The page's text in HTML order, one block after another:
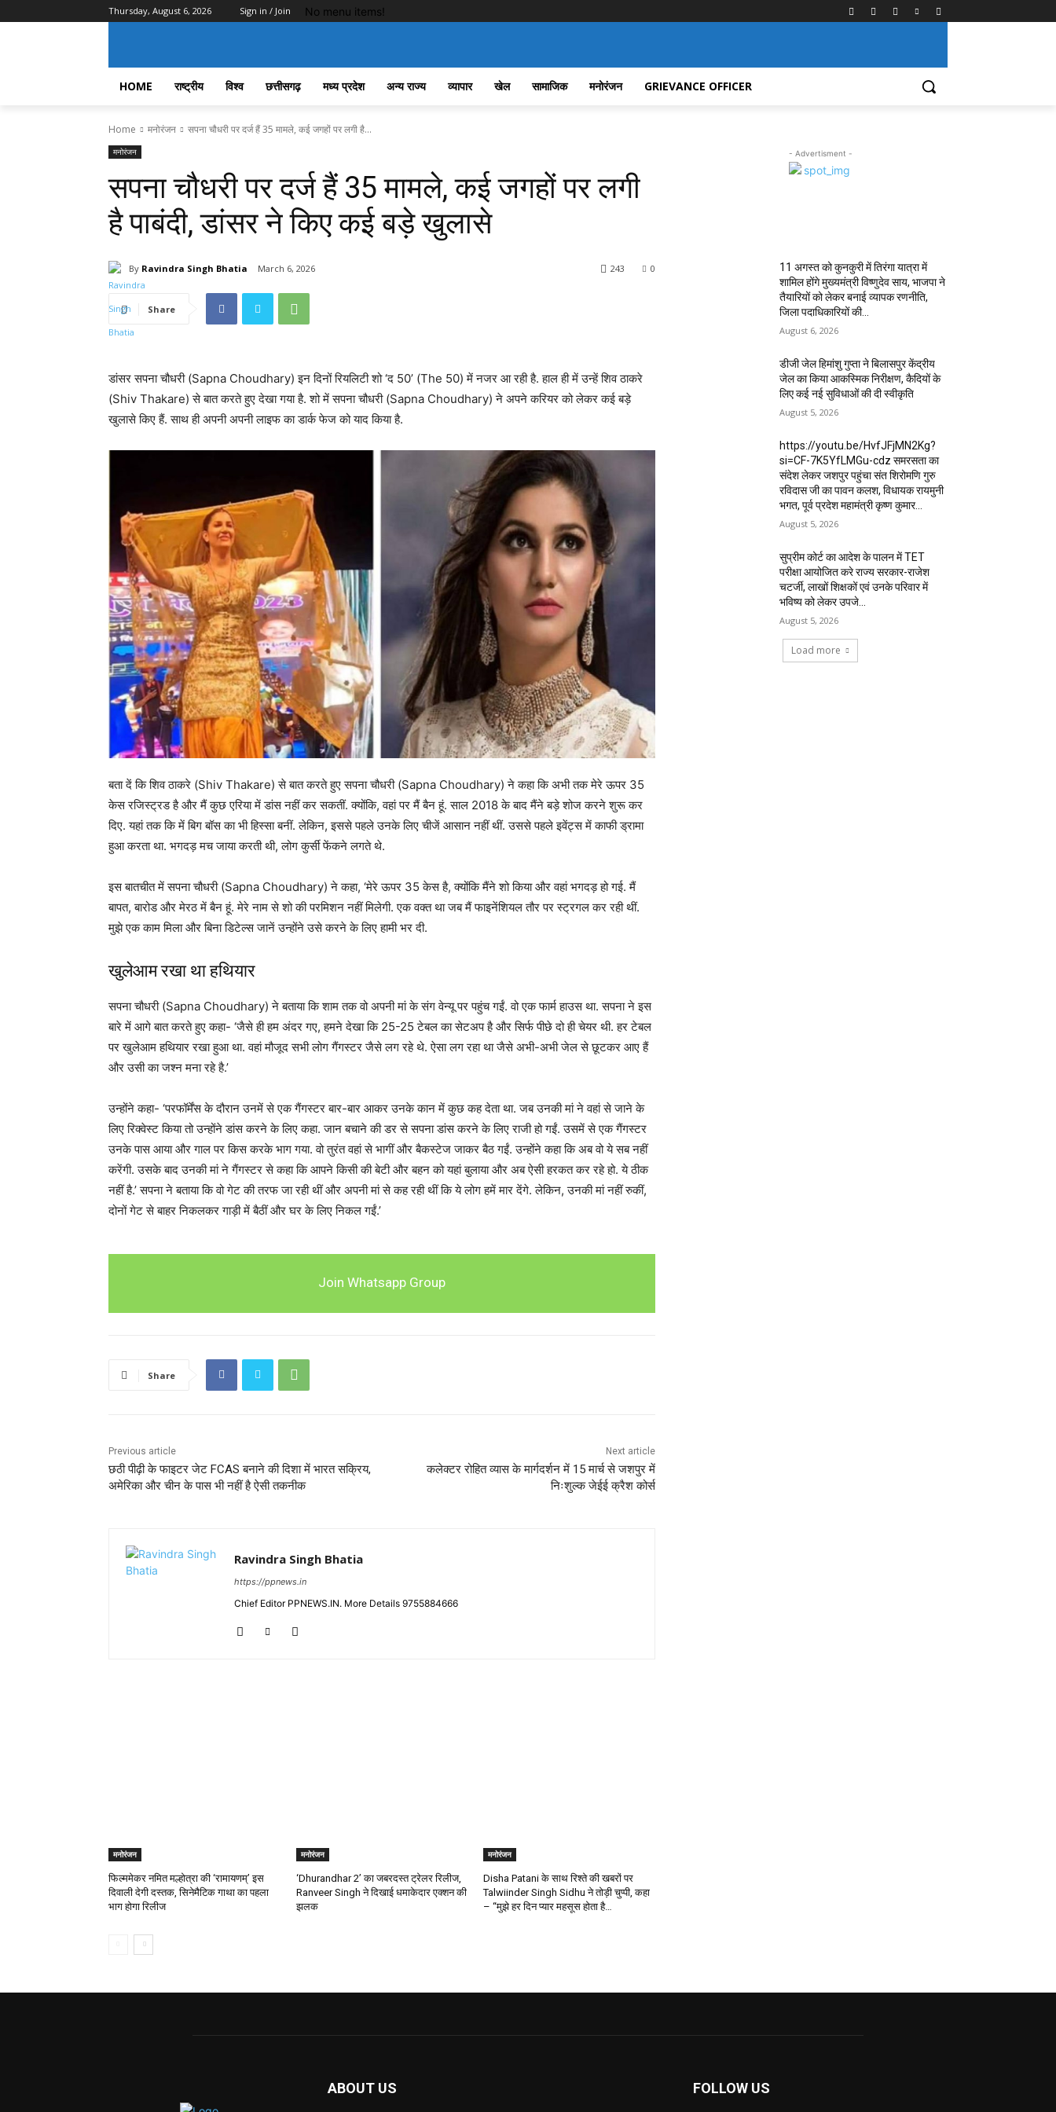
Thursday, August 6, 2026 Sign in / Join No menu items!
HOME राष्ट्रीय विश्व छत्तीसगढ़ मध्य प्रदेश अन्य राज्य व्यापार खेल सामाजिक मनोरंजन GRIEVANCE OFFICER
Home मनोरंजन सपना चौधरी पर दर्ज हैं 35 मामले, कई जगहों पर लगी है...
मनोरंजन
सपना चौधरी पर दर्ज हैं 35 मामले, कई जगहों पर लगी
है पाबंदी, डांसर ने किए कई बड़े खुलासे
By Ravindra Singh Bhatia March 6, 2026 0
243
Share
डांसर सपना चौधरी (Sapna Choudhary) इन दिनों रियलिटी शो ‘द 50’ (The 50) में नजर आ रही है. हाल ही में उन्हें शिव ठाकरे
(Shiv Thakare) से बात करते हुए देखा गया है. शो में सपना चौधरी (Sapna Choudhary) ने अपने करियर को लेकर कई बड़े
खुलासे किए हैं. साथ ही अपनी अपनी लाइफ का डार्क फेज को याद किया है.
बता दें कि शिव ठाकरे (Shiv Thakare) से बात करते हुए सपना चौधरी (Sapna Choudhary) ने कहा कि अभी तक मेरे ऊपर 35
केस रजिस्ट्रड है और मैं कुछ एरिया में डांस नहीं कर सकतीं. क्योंकि, वहां पर मैं बैन हूं. साल 2018 के बाद मैंने बड़े शोज करने शुरू कर
दिए. यहां तक कि में बिग बॉस का भी हिस्सा बनीं. लेकिन, इससे पहले उनके लिए चीजें आसान नहीं थीं. उससे पहले इवेंट्स में काफी ड्रामा
हुआ करता था. भगदड़ मच जाया करती थी, लोग कुर्सी फेंकने लगते थे.
इस बातचीत में सपना चौधरी (Sapna Choudhary) ने कहा, ‘मेरे ऊपर 35 केस है, क्योंकि मैंने शो किया और वहां भगदड़ हो गई. मैं
बापत, बारोड और मेरठ में बैन हूं. मेरे नाम से शो की परमिशन नहीं मिलेगी. एक वक्त था जब मैं फाइनेंशियल तौर पर स्ट्रगल कर रही थीं.
मुझे एक काम मिला और बिना डिटेल्स जानें उन्होंने उसे करने के लिए हामी भर दी.
खुलेआम रखा था हथियार
सपना चौधरी (Sapna Choudhary) ने बताया कि शाम तक वो अपनी मां के संग वेन्यू पर पहुंच गईं. वो एक फार्म हाउस था. सपना ने इस
बारे में आगे बात करते हुए कहा- ‘जैसे ही हम अंदर गए, हमने देखा कि 25-25 टेबल का सेटअप है और सिर्फ पीछे दो ही चेयर थी. हर टेबल
पर खुलेआम हथियार रखा हुआ था. वहां मौजूद सभी लोग गैंगस्टर जैसे लग रहे थे. ऐसा लग रहा था जैसे अभी-अभी जेल से छूटकर आए हैं
और उसी का जश्न मना रहे है.’
उन्होंने कहा- ‘परफॉर्मेंस के दौरान उनमें से एक गैंगस्टर बार-बार आकर उनके कान में कुछ कह देता था. जब उनकी मां ने वहां से जाने के
लिए रिक्वेस्ट किया तो उन्होंने डांस करने के लिए कहा. जान बचाने की डर से सपना डांस करने के लिए राजी हो गईं. उसमें से एक गैंगस्टर
उनके पास आया और गाल पर किस करके भाग गया. वो तुरंत वहां से भागीं और बैकस्टेज जाकर बैठ गईं. उन्होंने कहा कि अब वो ये सब नहीं
करेंगी. उसके बाद उनकी मां ने गैंगस्टर से कहा कि आपने किसी की बेटी और बहन को यहां बुलाया और अब ऐसी हरकत कर रहे हो. ये ठीक
नहीं है.’ सपना ने बताया कि वो गेट की तरफ जा रही थीं और अपनी मां से कह रही थीं कि ये लोग हमें मार देंगे. लेकिन, उनकी मां नहीं रुकीं,
दोनों गेट से बाहर निकलकर गाड़ी में बैठीं और घर के लिए निकल गईं.’
Join Whatsapp Group
Share
Previous article
छठी पीढ़ी के फाइटर जेट FCAS बनाने की दिशा में भारत सक्रिय,
अमेरिका और चीन के पास भी नहीं है ऐसी तकनीक
Next article
कलेक्टर रोहित व्यास के मार्गदर्शन में 15 मार्च से जशपुर में
निःशुल्क जेईई क्रैश कोर्स
Ravindra Singh Bhatia
https://ppnews.in
Chief Editor PPNEWS.IN. More Details 9755884666
मनोरंजन
फिल्ममेकर नमित मल्होत्रा की ‘रामायणम्’ इस
दिवाली देगी दस्तक, सिनेमैटिक गाथा का पहला
भाग होगा रिलीज
मनोरंजन
‘Dhurandhar 2’ का जबरदस्त ट्रेलर रिलीज,
Ranveer Singh ने दिखाई धमाकेदार एक्शन की
झलक
मनोरंजन
Disha Patani के साथ रिश्ते की खबरों पर
Talwiinder Singh Sidhu ने तोड़ी चुप्पी, कहा
– “मुझे हर दिन प्यार महसूस होता है…
- Advertisment -
11 अगस्त को कुनकुरी में तिरंगा यात्रा में
शामिल होंगे मुख्यमंत्री विष्णुदेव साय, भाजपा ने
तैयारियों को लेकर बनाई व्यापक रणनीति,
जिला पदाधिकारियों की...
August 6, 2026
डीजी जेल हिमांशु गुप्ता ने बिलासपुर केंद्रीय
जेल का किया आकस्मिक निरीक्षण, कैदियों के
लिए कई नई सुविधाओं की दी स्वीकृति
August 5, 2026
https://youtu.be/HvfJFjMN2Kg?
si=CF-7K5YfLMGu-cdz समरसता का
संदेश लेकर जशपुर पहुंचा संत शिरोमणि गुरु
रविदास जी का पावन कलश, विधायक रायमुनी
भगत, पूर्व प्रदेश महामंत्री कृष्ण कुमार...
August 5, 2026
सुप्रीम कोर्ट का आदेश के पालन में TET
परीक्षा आयोजित करे राज्य सरकार-राजेश
चटर्जी, लाखों शिक्षकों एवं उनके परिवार में
भविष्य को लेकर उपजे...
August 5, 2026
Load more
ABOUT US FOLLOW US